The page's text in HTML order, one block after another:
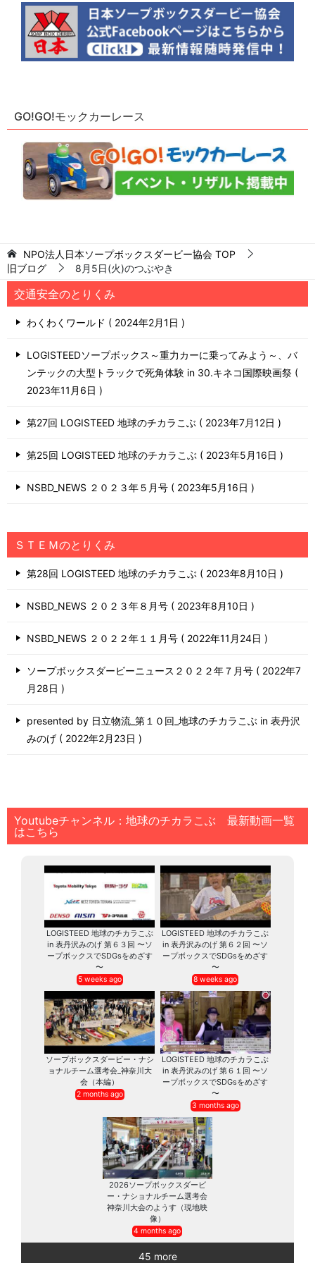
GO!GO!モックカーレース
NPO法人日本ソープボックスダービー協会 TOP
旧ブログ
8月5日(火)のつぶやき
交通安全のとりくみ
わくわくワールド 2024年2月1日
LOGISTEEDソープボックス～重力カーに乗ってみよう～、バ
ンテックの大型トラックで死角体験 in 30.キネコ国際映画祭
2023年11月6日
第27回 LOGISTEED 地球のチカラこぶ 2023年7月12日
第25回 LOGISTEED 地球のチカラこぶ 2023年5月16日
NSBD_NEWS ２０２３年５月号 2023年5月16日
ＳＴＥＭのとりくみ
第28回 LOGISTEED 地球のチカラこぶ 2023年8月10日
NSBD_NEWS ２０２３年８月号 2023年8月10日
NSBD_NEWS ２０２２年１１月号 2022年11月24日
ソープボックスダービーニュース２０２２年７月号
2022年7
月28日
presented by 日立物流_第１０回_地球のチカラこぶ in 表丹沢
みのげ
2022年2月23日
Youtubeチャンネル：地球のチカラこぶ 最新動画一覧
はこちら
LOGISTEED 地球のチカラこぶ
in 表丹沢みのげ 第６３回 〜ソ
ープボックスでSDGsをめざす
〜
5 weeks ago
LOGISTEED 地球のチカラこぶ
in 表丹沢みのげ 第６２回 〜ソ
ープボックスでSDGsをめざす
〜
8 weeks ago
ソープボックスダービー・ナシ
ョナルチーム選考会_神奈川大
会（本編）
2 months ago
LOGISTEED 地球のチカラこぶ
in 表丹沢みのげ 第６１回 〜ソ
ープボックスでSDGsをめざす
〜
3 months ago
2026ソープボックスダービ
ー・ナショナルチーム選考会
神奈川大会のようす（現地映
像）
4 months ago
45 more